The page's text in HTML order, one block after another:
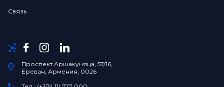
Связь
Проспект Аршакуняца, 57/16,
Ереван, Армения, 0026